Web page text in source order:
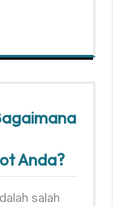
Anda?
salah